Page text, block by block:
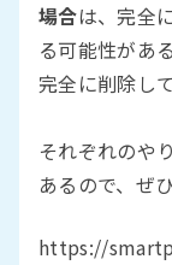
場合は、完全
る可能性があ
完全に削除し
それぞれのや
あるので、ぜ
https://